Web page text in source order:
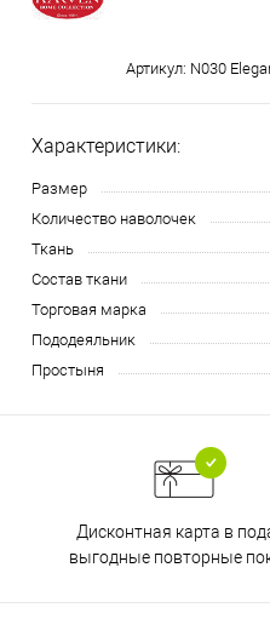
Артикул: N030
Характеристики:
Размер
Количество наволочек
Ткань
Состав ткани
Торговая марка
Пододеяльник
Простыня
Дисконтная карта в
выгодные повторные